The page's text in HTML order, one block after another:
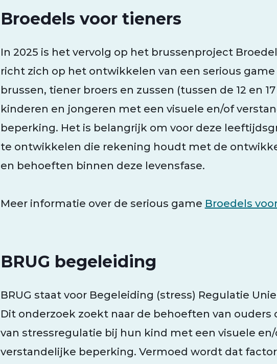
Broedels voor tieners
In 2025 is het vervolg op het brussenproject
richt zich op het ontwikkelen van een serious
brussen, tiener broers en zussen (tussen de 12 en 17
kinderen en jongeren met een visuele en/of
beperking. Het is belangrijk om voor deze
te ontwikkelen die rekening houdt met de
en behoeften binnen deze levensfase.
Meer informatie over de serious game Broedels
BRUG begeleiding
BRUG staat voor Begeleiding (stress) Regulatie
Dit onderzoek zoekt naar de behoeften van ouders
van stressregulatie bij hun kind met een visuele
verstandelijke beperking. Vermoed wordt dat